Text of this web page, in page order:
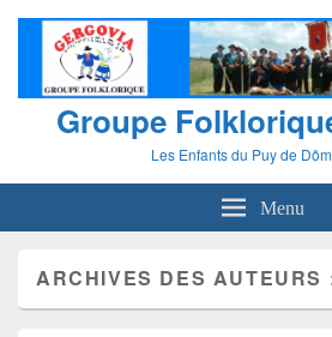
Groupe
Les Enfants du Puy de
Menu
ARCHIVES DES AUTEURS